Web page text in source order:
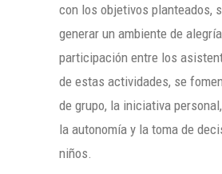
con los objetivos planteados,
generar un ambiente de
participación entre los
de estas actividades, se
de grupo, la iniciativa
la autonomía y la toma de
niños.